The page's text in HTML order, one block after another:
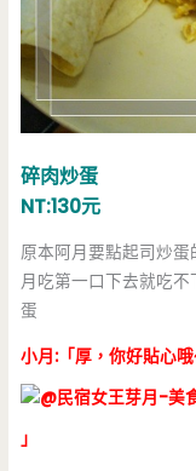
碎肉炒蛋
NT:130元
原本阿月要點起司炒
月吃第一口下去就吃
蛋
小月:「厚，你好貼心
」